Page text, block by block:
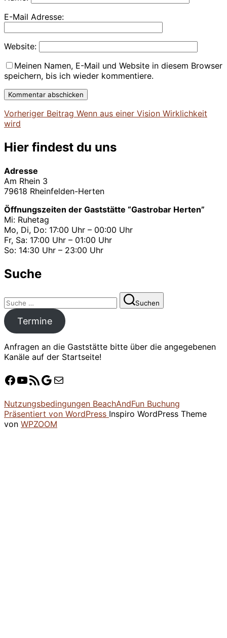
E-Mail Adresse:
Website:
Meinen Namen, E-Mail und Website in diesem Browser
speichern, bis ich wieder kommentiere.
Beitragsnavigation
Vorheriger
Beitrag
Vorheriger Beitrag Wenn aus einer Vision Wirklichkeit
wird
Hier findest du uns
Adresse
Am Rhein 3
79618 Rheinfelden-Herten
Öffnungszeiten der Gaststätte “Gastrobar Herten”
Mi: Ruhetag
Mo, Di, Do: 17:00 Uhr – 00:00 Uhr
Fr, Sa: 17:00 Uhr – 01:00 Uhr
So: 14:30 Uhr – 23:00 Uhr
Suche
Suchen
nach:
Suchen
Termine
Anfragen an die Gaststätte bitte über die angegebenen
Kanäle auf der Startseite!
Facebook
YouTube
Crossiety
Google
E-Mail
Nutzungsbedingungen BeachAndFun Buchung
Präsentiert von WordPress Inspiro WordPress Theme
von WPZOOM